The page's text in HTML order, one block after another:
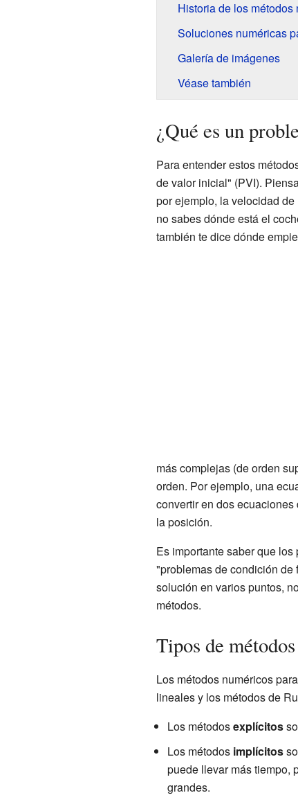
Historia de los métodos
Soluciones numéricas
Galería de imágenes
Véase también
¿Qué es un
Para entender estos
de valor inicial" (PVI).
por ejemplo, la velocidad
no sabes dónde está el
también te dice dónde
más complejas (de orden
orden. Por ejemplo, una
convertir en dos
la posición.
Es importante saber que
"problemas de condición de
solución en varios puntos,
métodos.
Tipos de
Los métodos numéricos
lineales y los métodos de
Los métodosexplícitos
Los métodos implícitos
puede llevar más tiempo,
grandes.